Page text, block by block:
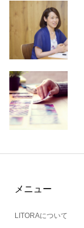
メニュー
LITORAについて